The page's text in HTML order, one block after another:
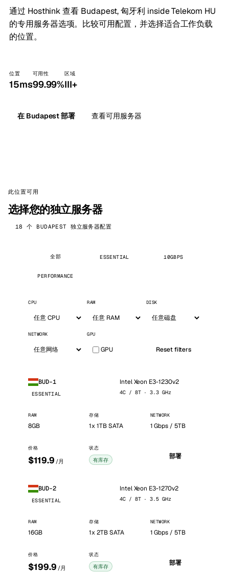
通过 Hosthink 查看 Budapest, 匈牙利 inside Telekom HU
的专用服务器选项。比较可用配置，并选择适合工作负载
的位置。
位置
15ms
可用性
99.99%
区域
III+
在 Budapest 部署 查看可用服务器
此位置可用
选择您的独立服务器
18 个 BUDAPEST 独立服务器配置
全部 ESSENTIAL 10GBPS
PERFORMANCE
CPU RAM DISK
NETWORK GPU
GPU Reset filters
BUD-1
ESSENTIAL
Intel Xeon E3-1230v2
4C / 8T · 3.3 GHz
RAM
8GB
存储
1x 1TB SATA
NETWORK
1 Gbps / 5TB
价格
$119.9 /月
状态
有库存 部署
BUD-2
ESSENTIAL
Intel Xeon E3-1270v2
4C / 8T · 3.5 GHz
RAM
16GB
存储
1x 2TB SATA
NETWORK
1 Gbps / 5TB
价格
$199.9 /月
状态
有库存 部署